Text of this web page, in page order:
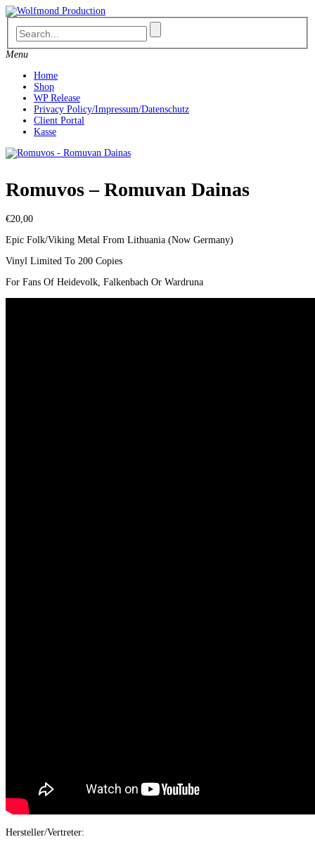
Skip
to
content
Menu
Home
Shop
WP Release
Privacy Policy/Impressum/Datenschutz
Client Portal
Kasse
Romuvos – Romuvan Dainas
€20,00
Epic Folk/Viking Metal From Lithuania (Now Germany)
Vinyl Limited To 200 Copies
For Fans Of Heidevolk, Falkenbach Or Wardruna
Hersteller/Vertreter: